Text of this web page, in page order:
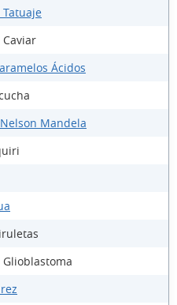
Ácidos
Mandela